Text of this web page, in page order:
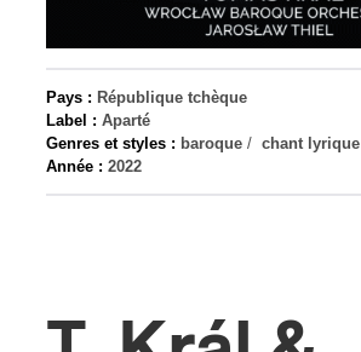
Pays : République tchèque
Label : Aparté
Genres et styles : baroque / chant lyrique
Année : 2022